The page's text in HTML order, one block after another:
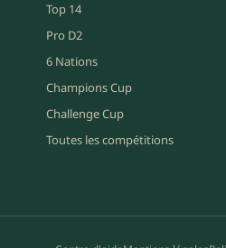
Top 14
Pro D2
6 Nations
Champions Cup
Challenge Cup
Toutes les compétitions